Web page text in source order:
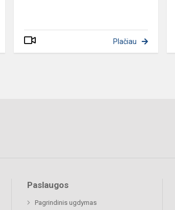
Plačiau
Paslaugos
Pagrindinis ugdymas